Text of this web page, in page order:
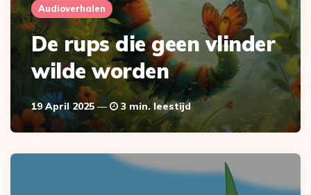
Audioverhalen
De rups die geen vlinder
wilde worden
19 April 2025 3 min. leestijd